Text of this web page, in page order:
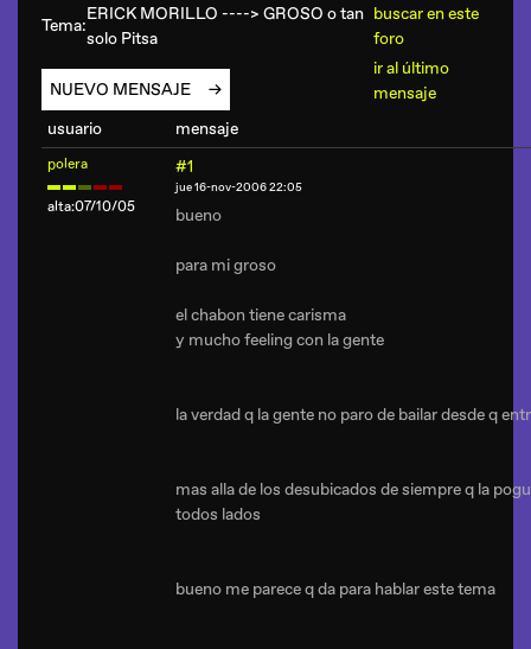
Tema:
ERICK MORILLO ----> GROSO o tan
solo Pitsa
buscar en este
foro
NUEVO MENSAJE
ir al último
mensaje
usuario
mensaje
polera
alta:07/10/05
#1
jue 16-nov-2006 22:05
bueno
para mi groso
el chabon tiene carisma
y mucho feeling con la gente
la verdad q la gente no paro de bailar desde q
mas alla de los desubicados de siempre q la
todos lados
bueno me parece q da para hablar este tema